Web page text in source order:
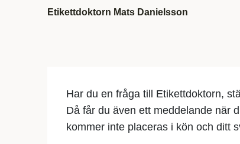
Etikettdoktorn Mats Danielsson
Har du en fråga till Etikettdoktorn,
Då får du även ett meddelande när
kommer inte placeras i kön och ditt